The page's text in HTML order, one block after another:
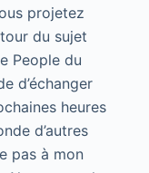
projetez
du sujet
People du
d’échanger
heures
d’autres
pas à mon